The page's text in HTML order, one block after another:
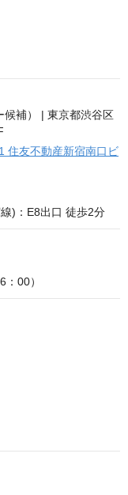
住友不動産新宿南口ビ
)：E8出口 徒歩2分
00）